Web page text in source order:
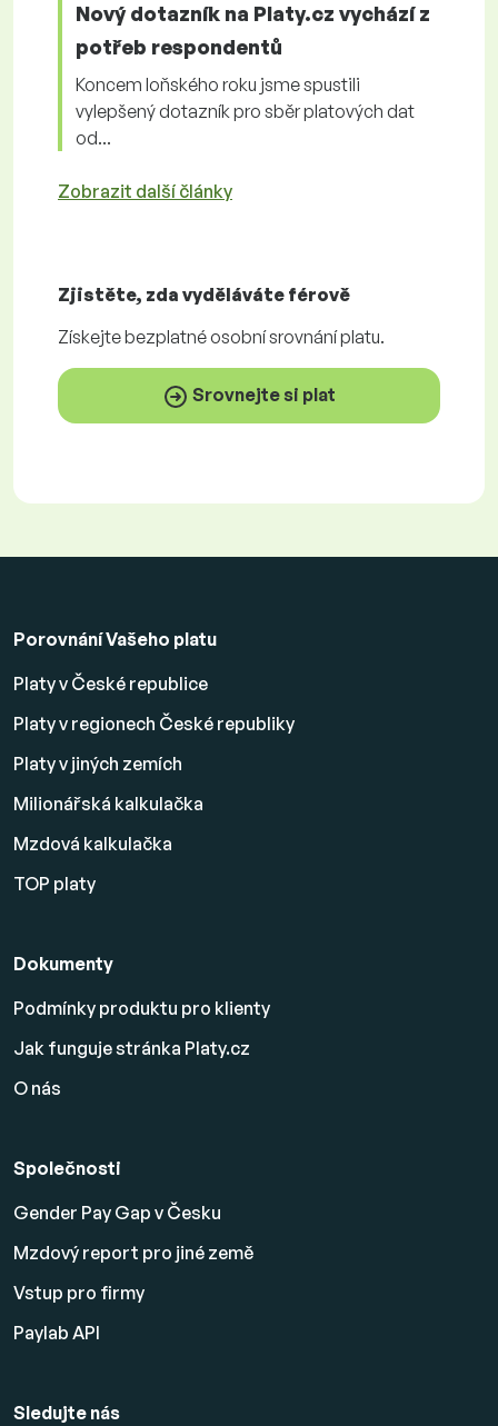
Nový dotazník na Platy.cz vychází z
potřeb respondentů
Koncem loňského roku jsme spustili
vylepšený dotazník pro sběr platových dat
od...
Zobrazit další články
Zjistěte, zda vyděláváte férově
Získejtebezplatnéosobní srovnání platu.
Srovnejte si plat
Porovnání Vašeho platu
Platy v České republice
Platy v regionech České republiky
Platy v jiných zemích
Milionářská kalkulačka
Mzdová kalkulačka
TOP platy
Dokumenty
Podmínky produktu pro klienty
Jak funguje stránka Platy.cz
O nás
Společnosti
Gender Pay Gap v Česku
Mzdový report pro jiné země
Vstup pro firmy
Paylab API
Sledujte nás